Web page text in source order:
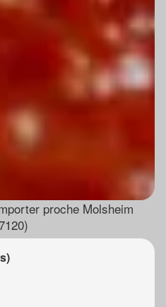
proche Molsheim